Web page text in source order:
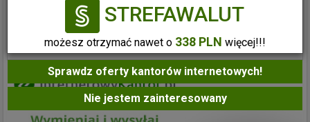
Telefon 32 769-10-94
STREFAWALUT
możesz otrzymać nawet o 338 PLN więcej!!!
Sprawdz oferty kantorów internetowych!
Nie jestem zainteresowany